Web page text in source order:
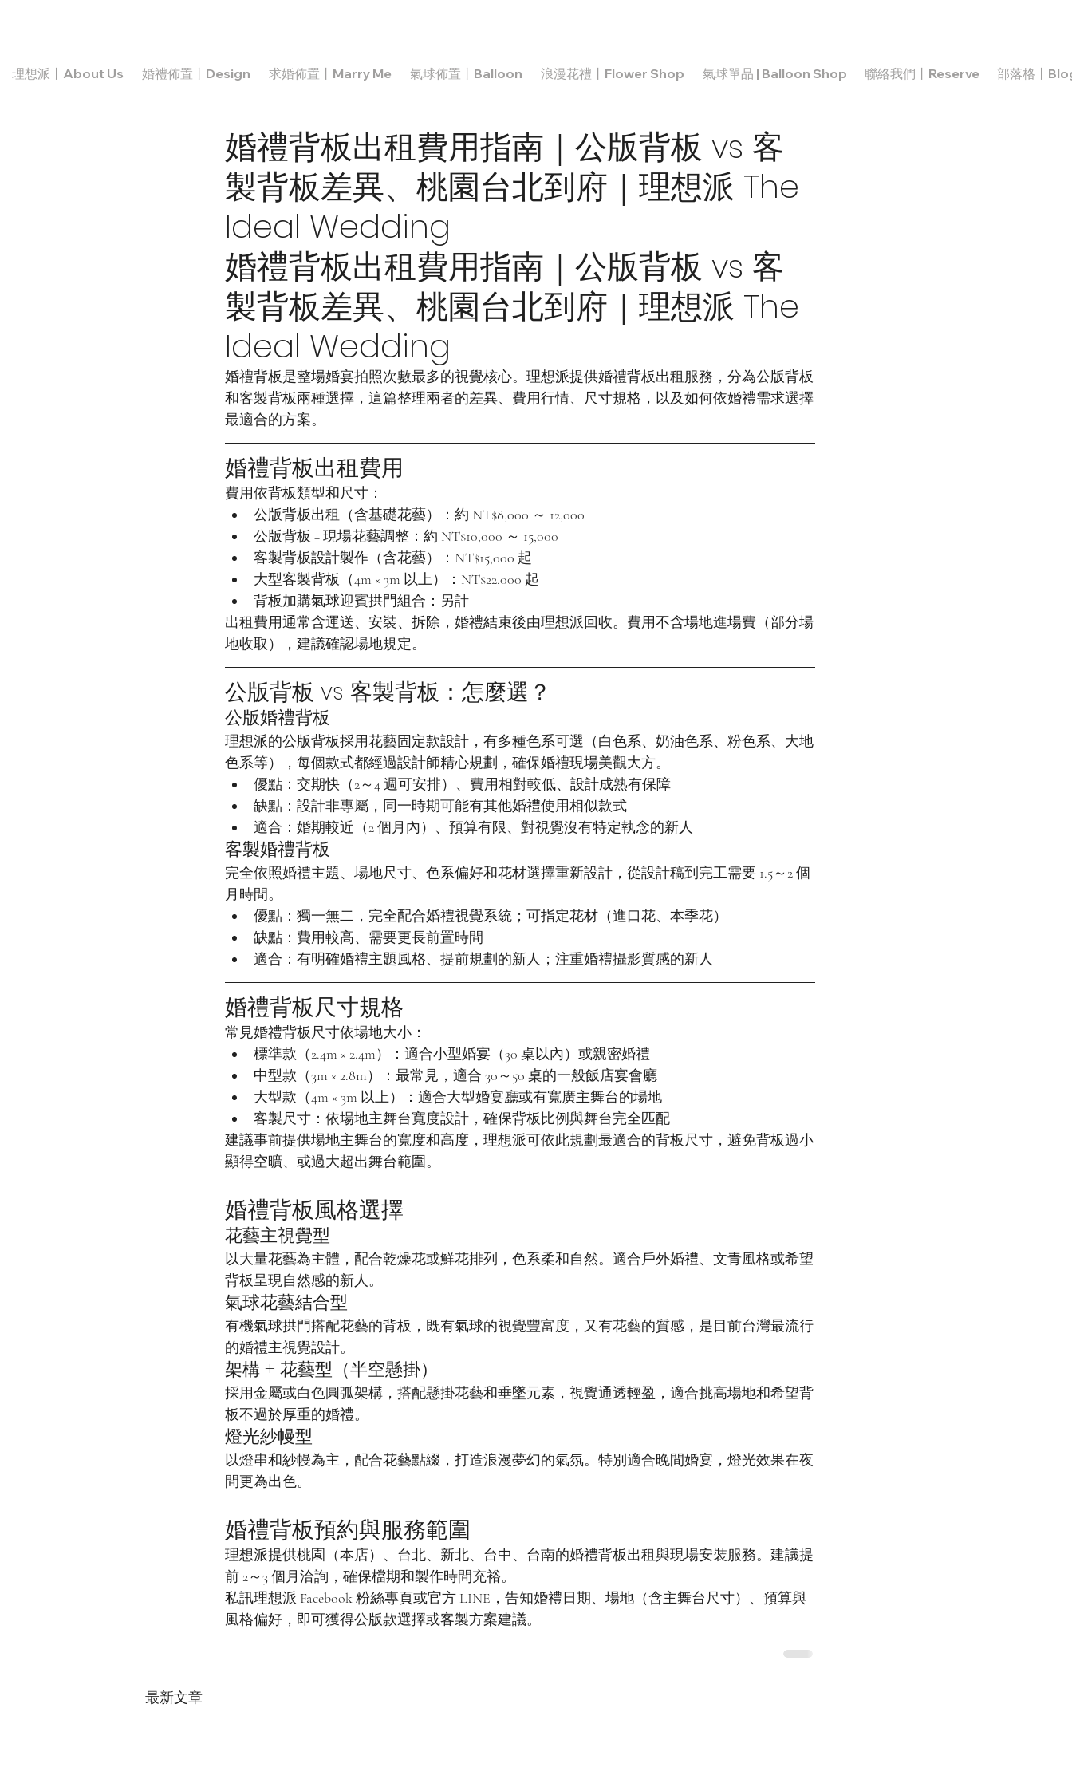
理想派丨About Us 婚禮佈置丨Design 求婚佈置丨Marry Me 氣球佈置丨Balloon 浪漫花禮丨Flower Shop 氣球單品 | Balloon Shop 聯絡我們丨Reserve 部落格丨
婚禮背板出租費用指南｜公版背板 vs 客
製背板差異、桃園台北到府｜理想派 The
Ideal Wedding
婚禮背板出租費用指南｜公版背板 vs 客
製背板差異、桃園台北到府｜理想派 The
Ideal Wedding
婚禮背板是整場婚宴拍照次數最多的視覺核心。理想派提供婚禮背板出租服務，分為公版背板
和客製背板兩種選擇，這篇整理兩者的差異、費用行情、尺寸規格，以及如何依婚禮需求選擇
最適合的方案。
婚禮背板出租費用
費用依背板類型和尺寸：
公版背板出租（含基礎花藝）：約 NT$8,000 ～ 12,000
公版背板 + 現場花藝調整：約 NT$10,000 ～ 15,000
客製背板設計製作（含花藝）：NT$15,000 起
大型客製背板（4m × 3m 以上）：NT$22,000 起
背板加購氣球迎賓拱門組合：另計
出租費用通常含運送、安裝、拆除，婚禮結束後由理想派回收。費用不含場地進場費（部分場
地收取），建議確認場地規定。
公版背板 vs 客製背板：怎麼選？
公版婚禮背板
理想派的公版背板採用花藝固定款設計，有多種色系可選（白色系、奶油色系、粉色系、大地
色系等），每個款式都經過設計師精心規劃，確保婚禮現場美觀大方。
優點：交期快（2～4 週可安排）、費用相對較低、設計成熟有保障
缺點：設計非專屬，同一時期可能有其他婚禮使用相似款式
適合：婚期較近（2 個月內）、預算有限、對視覺沒有特定執念的新人
客製婚禮背板
完全依照婚禮主題、場地尺寸、色系偏好和花材選擇重新設計，從設計稿到完工需要 1.5～2 個
月時間。
優點：獨一無二，完全配合婚禮視覺系統；可指定花材（進口花、本季花）
缺點：費用較高、需要更長前置時間
適合：有明確婚禮主題風格、提前規劃的新人；注重婚禮攝影質感的新人
婚禮背板尺寸規格
常見婚禮背板尺寸依場地大小：
標準款（2.4m × 2.4m）：適合小型婚宴（30 桌以內）或親密婚禮
中型款（3m × 2.8m）：最常見，適合 30～50 桌的一般飯店宴會廳
大型款（4m × 3m 以上）：適合大型婚宴廳或有寬廣主舞台的場地
客製尺寸：依場地主舞台寬度設計，確保背板比例與舞台完全匹配
建議事前提供場地主舞台的寬度和高度，理想派可依此規劃最適合的背板尺寸，避免背板過小
顯得空曠、或過大超出舞台範圍。
婚禮背板風格選擇
花藝主視覺型
以大量花藝為主體，配合乾燥花或鮮花排列，色系柔和自然。適合戶外婚禮、文青風格或希望
背板呈現自然感的新人。
氣球花藝結合型
有機氣球拱門搭配花藝的背板，既有氣球的視覺豐富度，又有花藝的質感，是目前台灣最流行
的婚禮主視覺設計。
架構 + 花藝型（半空懸掛）
採用金屬或白色圓弧架構，搭配懸掛花藝和垂墜元素，視覺通透輕盈，適合挑高場地和希望背
板不過於厚重的婚禮。
燈光紗幔型
以燈串和紗幔為主，配合花藝點綴，打造浪漫夢幻的氣氛。特別適合晚間婚宴，燈光效果在夜
間更為出色。
婚禮背板預約與服務範圍
理想派提供桃園（本店）、台北、新北、台中、台南的婚禮背板出租與現場安裝服務。建議提
前 2～3 個月洽詢，確保檔期和製作時間充裕。
私訊理想派 Facebook 粉絲專頁或官方 LINE，告知婚禮日期、場地（含主舞台尺寸）、預算與
風格偏好，即可獲得公版款選擇或客製方案建議。
最新文章